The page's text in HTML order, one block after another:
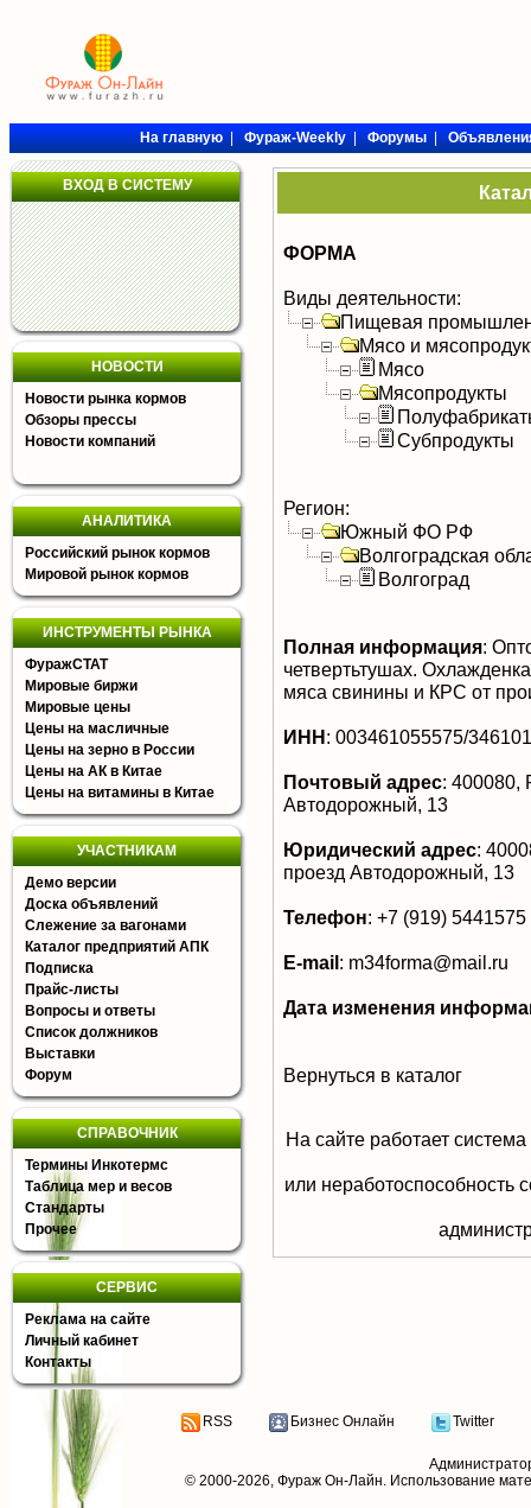
На главную|Фураж-Weekly|Форумы|
ВХОД В СИСТЕМУ
НОВОСТИ
Новости рынка кормов
Обзоры прессы
Новости компаний
АНАЛИТИКА
Российский рынок кормов
Мировой рынок кормов
ИНСТРУМЕНТЫ РЫНКА
ФуражСТАТ
Мировые биржи
Мировые цены
Цены на масличные
Цены на зерно в России
Цены на АК в Китае
Цены на витамины в Китае
УЧАСТНИКАМ
Демо версии
Доска объявлений
Слежение за вагонами
Каталог предприятий АПК
Подписка
Прайс-листы
Вопросы и ответы
Список должников
Выставки
Форум
СПРАВОЧНИК
Термины Инкотермс
Таблица мер и весов
Стандарты
Прочее
СЕРВИС
Реклама на сайте
Личный кабинет
Контакты
ФОРМА
Виды деятельности:
Пищевая
Мясо и
Мясо
Мясопродукты
Субпродукты
Регион:
Южный ФО РФ
Волгоградская
Волгоград
Полная информация:
четвертьтушах.
мяса свинины и КРС от
ИНН: 003461055575/
Почтовый адрес: 400080,
Автодорожный, 13
Юридический адрес:
проезд Автодорожный, 13
Телефон: +7 (919) 5441575
E-mail: m34forma@mail.ru
Дата изменения
Вернуться в каталог
На сайте работает
или неработоспособность
RSS Бизнес Онлайн Twitter
© 2000-2026, Фураж Он-Лайн. Использование